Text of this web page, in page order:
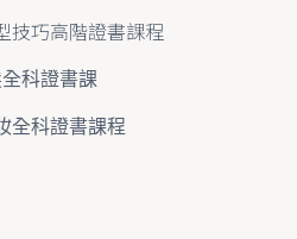
技巧高階證書課程
科證書課
全科證書課程